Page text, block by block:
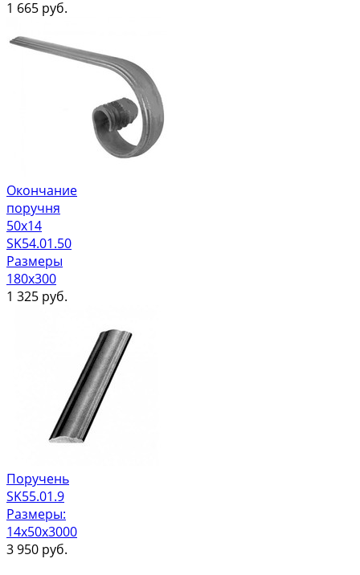
1 665 руб.
Окончание
поручня
50х14
SK54.01.50
Размеры
180x300
1 325 руб.
Поручень
SK55.01.9
Размеры:
14x50x3000
3 950 руб.